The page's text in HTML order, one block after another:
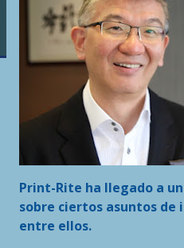
Print-Rite ha llegado a
sobre ciertos asuntos
entre ellos.